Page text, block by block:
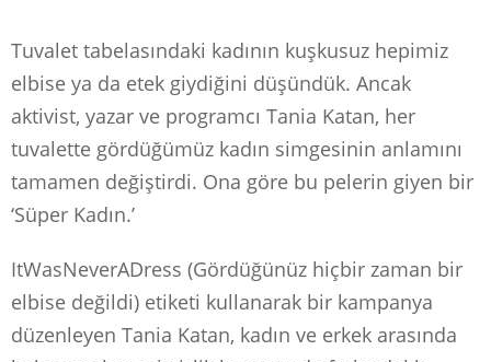
Tuvalet tabelasındaki kadının kuşkusuz hepimiz
elbise ya da etek giydiğini düşündük. Ancak
aktivist, yazar ve programcı Tania Katan, her
tuvalette gördüğümüz kadın simgesinin anlamını
tamamen değiştirdi. Ona göre bu pelerin giyen bir
‘Süper Kadın.’
ItWasNeverADress (Gördüğünüz hiçbir zaman bir
elbise değildi) etiketi kullanarak bir kampanya
düzenleyen Tania Katan, kadın ve erkek arasında